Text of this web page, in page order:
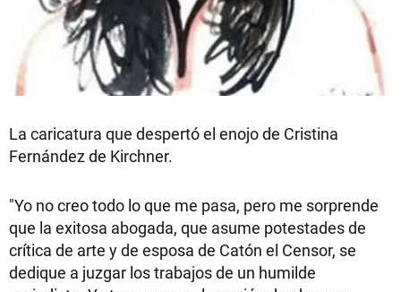
La caricatura que despertó el enojo de Cristina
Fernández de Kirchner.
"Yo no creo todo lo que me pasa, pero me sorprende
que la exitosa abogada, que asume potestades de
crítica de arte y de esposa de Catón el Censor, se
dedique a juzgar los trabajos de un humilde